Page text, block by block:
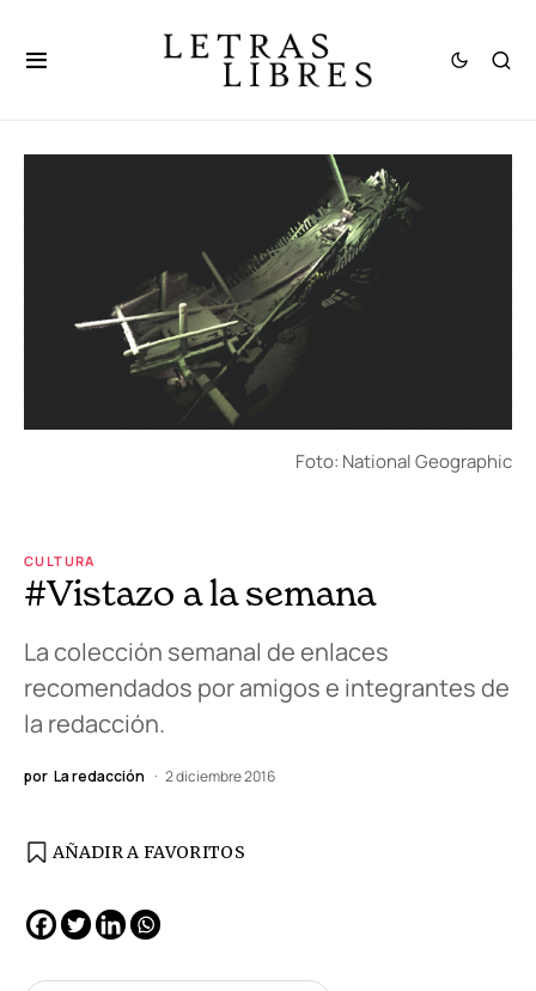
Foto: National Geographic
CULTURA
#Vistazo a la semana
La colección semanal de enlaces
recomendados por amigos e integrantes de
la redacción.
por La redacción 2 diciembre 2016
AÑADIR A FAVORITOS